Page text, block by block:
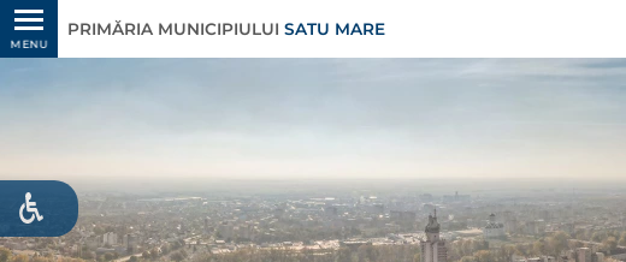
MENU
PRIMĂRIA MUNICIPIULUI SATU MARE